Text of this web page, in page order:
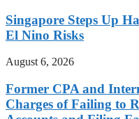
Singapore Steps Up
El Nino Risks
August 6, 2026
Former CPA and
Charges of Failing to